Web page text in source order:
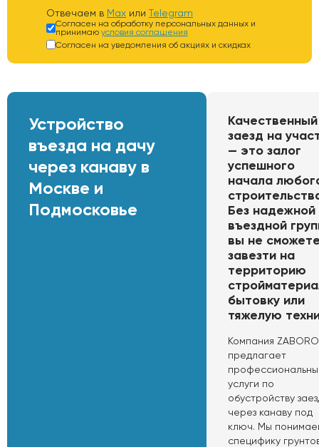
Отвечаем в Max или Telegram
Согласен на обработку персональных данных и
принимаю условия соглашения
Согласен на уведомления об акциях и скидках
Устройство
въезда на дачу
через канаву в
Москве и
Подмосковье
Качественный
заезд на
— это залог
успешного
начала
Без надежной
въездной
вы не
завезти на
территорию
бытовку или
тяжелую
Компания
предлагает
услуги по
обустройству
через канаву под
ключ. Мы
специфику